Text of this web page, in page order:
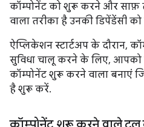
कॉम्पोनेंट को शुरू करने और साफ़
वाला तरीका है उनकी डिपेंडेंसी
ऐप्लिकेशन स्टार्टअप के दौरान,
सुविधा चालू करने के लिए, आपको
कॉम्पोनेंट शुरू करने वाला बनाएं
है शुरू करें.